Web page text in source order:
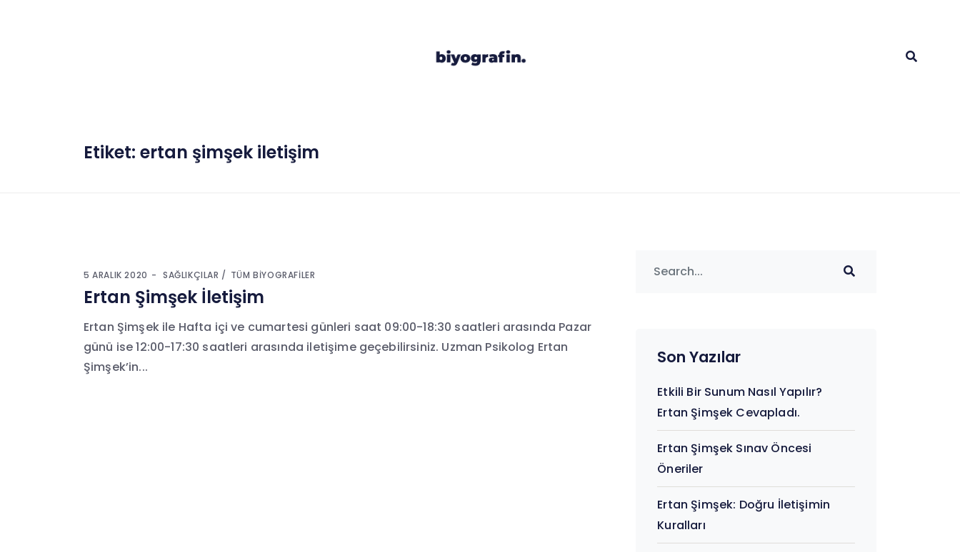
Etiket: ertan şimşek iletişim
5 ARALIK 2020 SAĞLIKÇILAR TÜM BIYOGRAFILER
Ertan Şimşek İletişim
Ertan Şimşek ile Hafta içi ve cumartesi günleri saat 09:00-18:30 saatleri arasında Pazar
günü ise 12:00-17:30 saatleri arasında iletişime geçebilirsiniz. Uzman Psikolog Ertan
Şimşek’in...
Son Yazılar
Etkili Bir Sunum Nasıl Yapılır?
Ertan Şimşek Cevapladı.
Ertan Şimşek Sınav Öncesi
Öneriler
Ertan Şimşek: Doğru İletişimin
Kuralları